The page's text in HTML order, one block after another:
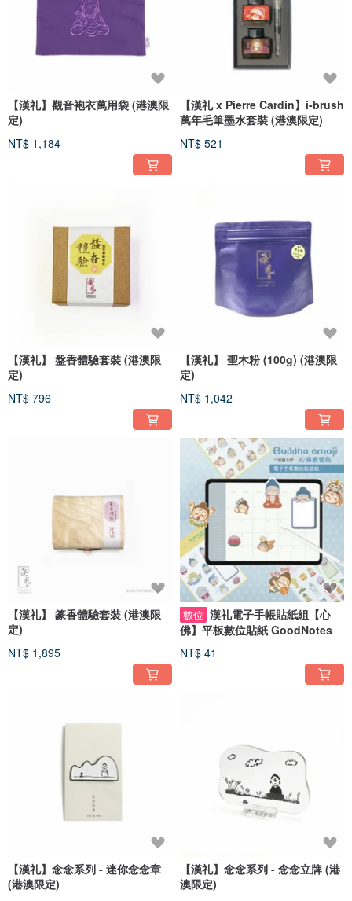
【漢礼】觀音袍衣萬用袋 (港澳限
定)
NT$ 1,184
【漢礼 x Pierre Cardin】i-brush
萬年毛筆墨水套裝 (港澳限定)
NT$ 521
【漢礼】 盤香體驗套裝 (港澳限
定)
NT$ 796
【漢礼】 聖木粉 (100g) (港澳限
定)
NT$ 1,042
【漢礼】 篆香體驗套裝 (港澳限
定)
NT$ 1,895
數位 漢礼電子手帳貼紙組【心
佛】平板數位貼紙 GoodNotes
NT$ 41
【漢礼】念念系列 - 迷你念念章
(港澳限定)
【漢礼】念念系列 - 念念立牌 (港
澳限定)